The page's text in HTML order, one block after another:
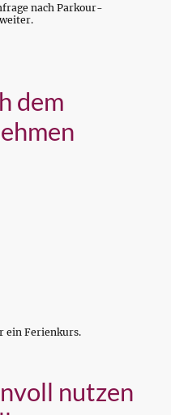
nach Parkour-
dem
ein Ferienkurs.
nutzen